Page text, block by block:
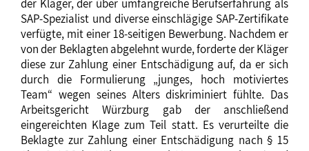
der Kläger, der über umfangreiche Berufserfahrung als
SAP-Spezialist und diverse einschlägige SAP-Zertifikate
verfügte, mit einer 18-seitigen Bewerbung. Nachdem er
von der Beklagten abgelehnt wurde, forderte der Kläger
diese zur Zahlung einer Entschädigung auf, da er sich
durch die Formulierung „junges, hoch motiviertes
Team“ wegen seines Alters diskriminiert fühlte. Das
Arbeitsgericht Würzburg gab der anschließend
eingereichten Klage zum Teil statt. Es verurteilte die
Beklagte zur Zahlung einer Entschädigung nach § 15